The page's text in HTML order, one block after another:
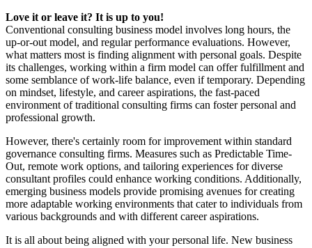
Love it or leave it? It is up to you!
Conventional consulting business model involves long hours, the
up-or-out model, and regular performance evaluations. However,
what matters most is finding alignment with personal goals. Despite
its challenges, working within a firm model can offer fulfillment and
some semblance of work-life balance, even if temporary. Depending
on mindset, lifestyle, and career aspirations, the fast-paced
environment of traditional consulting firms can foster personal and
professional growth.
However, there's certainly room for improvement within standard
governance consulting firms. Measures such as Predictable Time-
Out, remote work options, and tailoring experiences for diverse
consultant profiles could enhance working conditions. Additionally,
emerging business models provide promising avenues for creating
more adaptable working environments that cater to individuals from
various backgrounds and with different career aspirations.
It is all about being aligned with your personal life. New business